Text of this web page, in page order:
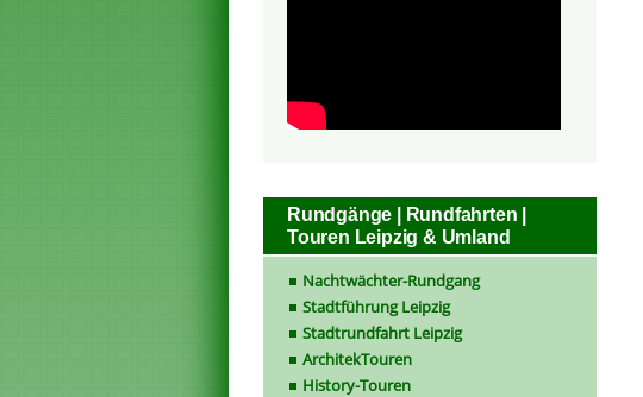
Rundgänge | Rundfahrten |
Touren Leipzig & Umland
Nachtwächter-Rundgang
Stadtführung Leipzig
Stadtrundfahrt Leipzig
ArchitekTouren
History-Touren